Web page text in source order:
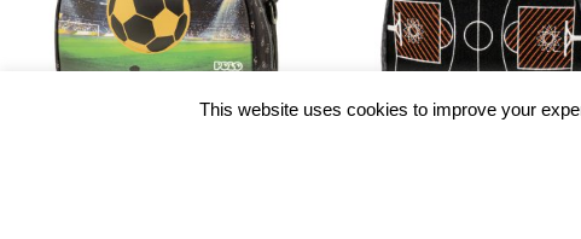
This website uses cookies to improve your